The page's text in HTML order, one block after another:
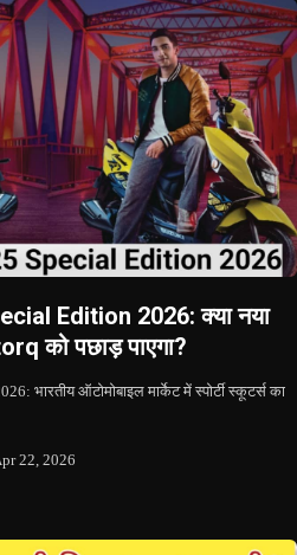
Edition 2026: क्या नया
को पछाड़ पाएगा?
भारतीय ऑटोमोबाइल मार्केट में स्पोर्टी स्कूटर्स का
22, 2026